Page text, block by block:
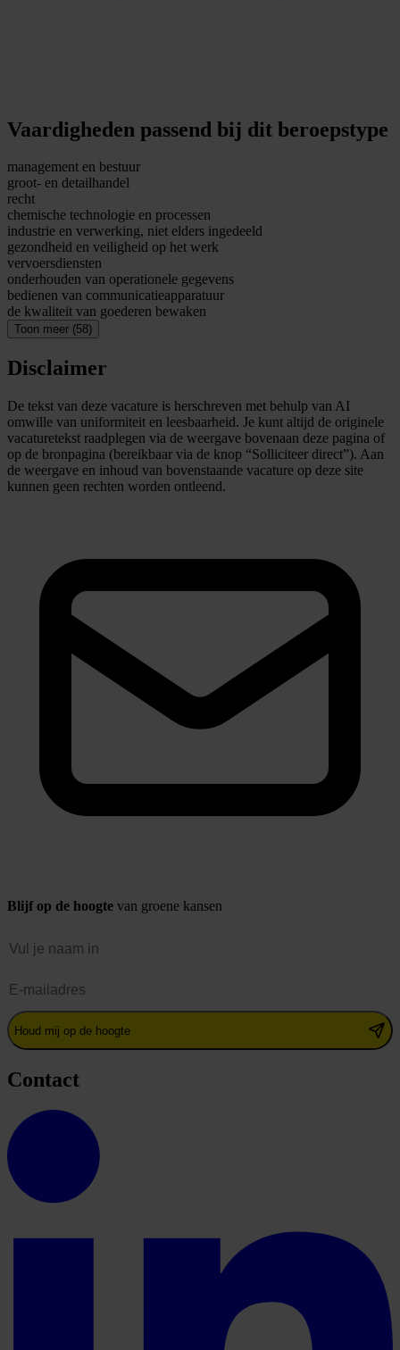
Vaardigheden passend bij dit beroepstype
management en bestuur
groot- en detailhandel
recht
chemische technologie en processen
industrie en verwerking, niet elders ingedeeld
gezondheid en veiligheid op het werk
vervoersdiensten
onderhouden van operationele gegevens
bedienen van communicatieapparatuur
de kwaliteit van goederen bewaken
Toon meer (58)
Disclaimer
De tekst van deze vacature is herschreven met behulp van AI
omwille van uniformiteit en leesbaarheid. Je kunt altijd de originele
vacaturetekst raadplegen via de weergave bovenaan deze pagina of
op de bronpagina (bereikbaar via de knop “Solliciteer direct”). Aan
de weergave en inhoud van bovenstaande vacature op deze site
kunnen geen rechten worden ontleend.
Blijf op de hoogte van groene kansen
Houd mij op de hoogte
Contact